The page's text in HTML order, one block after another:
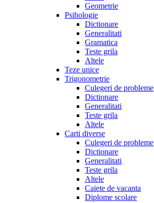
Geometrie
Psihologie
Dictionare
Generalitati
Gramatica
Teste grila
Altele
Teze unice
Trigonometrie
Culegeri de probleme
Dictionare
Generalitati
Teste grila
Altele
Carti diverse
Culegeri de probleme
Dictionare
Generalitati
Teste grila
Altele
Caiete de vacanta
Diplome scolare